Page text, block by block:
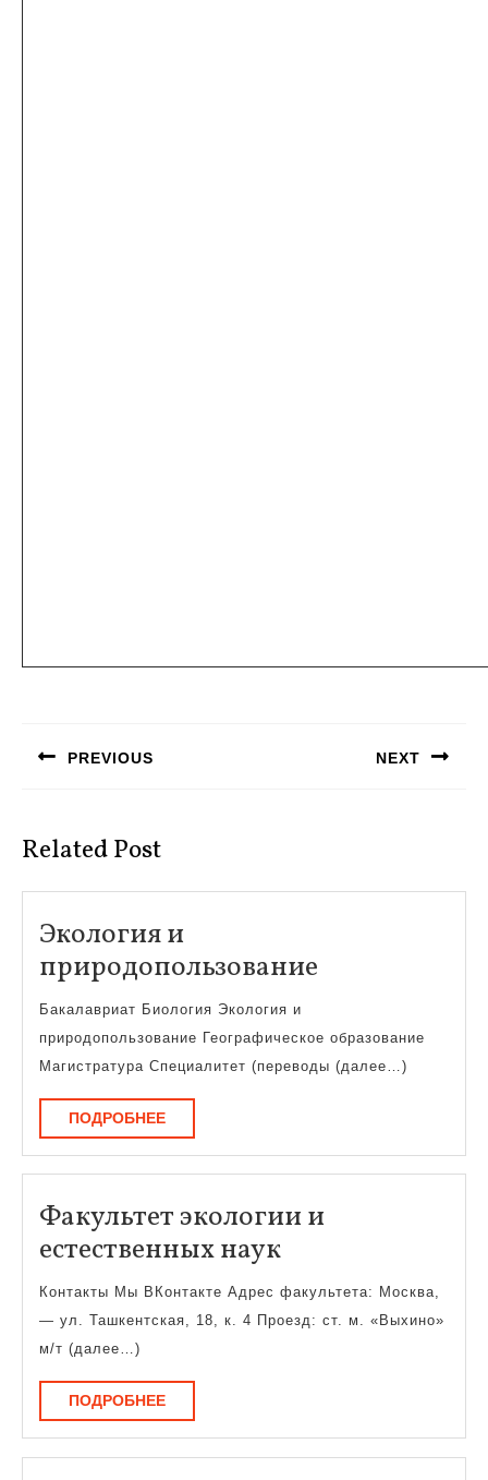
записям
PREVIOUS NEXT
Related Post
Экология и
природопользование
Бакалавриат Биология Экология и
природопользование Географическое образование
Магистратура Специалитет (переводы (далее…)
ПОДРОБНЕЕПОДРОБНЕЕ
Факультет экологии и
естественных наукФакультет
экологии
и
Контакты Мы ВКонтакте Адрес факультета: Москва,
— ул. Ташкентская, 18, к. 4 Проезд: ст. м. «Выхино»
м/т (далее…)
ПОДРОБНЕЕПОДРОБНЕЕ